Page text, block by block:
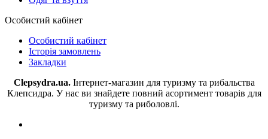
Особистий кабінет
Особистий кабінет
Історія замовлень
Закладки
Clepsydra.ua. Інтернет-магазин для туризму та рибальства
Клепсидра. У нас ви знайдете повний асортимент товарів для
туризму та риболовлі.